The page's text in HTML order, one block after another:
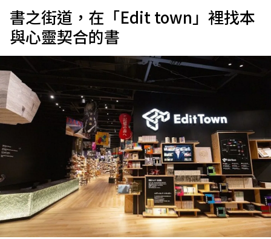
書之街道，在「Edit town」裡找本
與心靈契合的書